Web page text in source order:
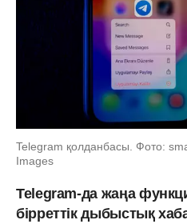
Telegram қолданбасы. Фото:
Images
Telegram-да жаңа
бірреттік дыбыстық